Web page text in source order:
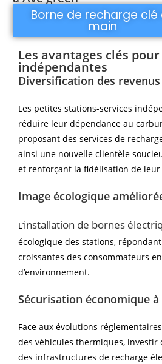
Borne de recharge clé
main
Les avantages clés
indépendantes
Diversification des revenus
Les petites stations-services
réduire leur dépendance au
proposant des services de
ainsi une nouvelle clientèle
et renforçant la fidélisation de leur
Image écologique
L’installation de bornes
écologique des stations,
croissantes des consommateurs
d’environnement.
Sécurisation économique
Face aux évolutions
des véhicules thermiques, investir
des infrastructures de recharge